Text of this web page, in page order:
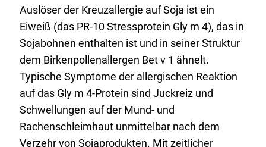
Auslöser der Kreuzallergie auf Soja ist ein
Eiweiß (das PR-10 Stressprotein Gly m 4), das in
Sojabohnen enthalten ist und in seiner Struktur
dem Birkenpollenallergen Bet v 1 ähnelt.
Typische Symptome der allergischen Reaktion
auf das Gly m 4-Protein sind Juckreiz und
Schwellungen auf der Mund- und
Rachenschleimhaut unmittelbar nach dem
Verzehr von Sojaprodukten. Mit zeitlicher